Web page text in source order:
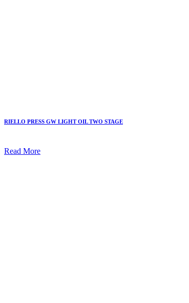
RIELLO PRESS GW LIGHT OIL TWO STAGE
Read More